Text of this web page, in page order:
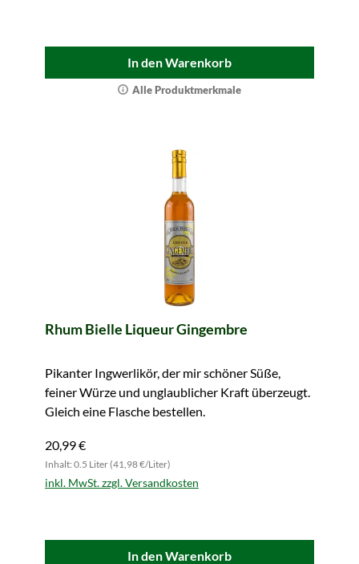
In den Warenkorb
Alle Produktmerkmale
Rhum Bielle Liqueur Gingembre
Pikanter Ingwerlikör, der mir schöner Süße,
feiner Würze und unglaublicher Kraft überzeugt.
Gleich eine Flasche bestellen.
20,99 €
Inhalt: 0.5 Liter (41,98 €/Liter)
inkl. MwSt. zzgl. Versandkosten
In den Warenkorb